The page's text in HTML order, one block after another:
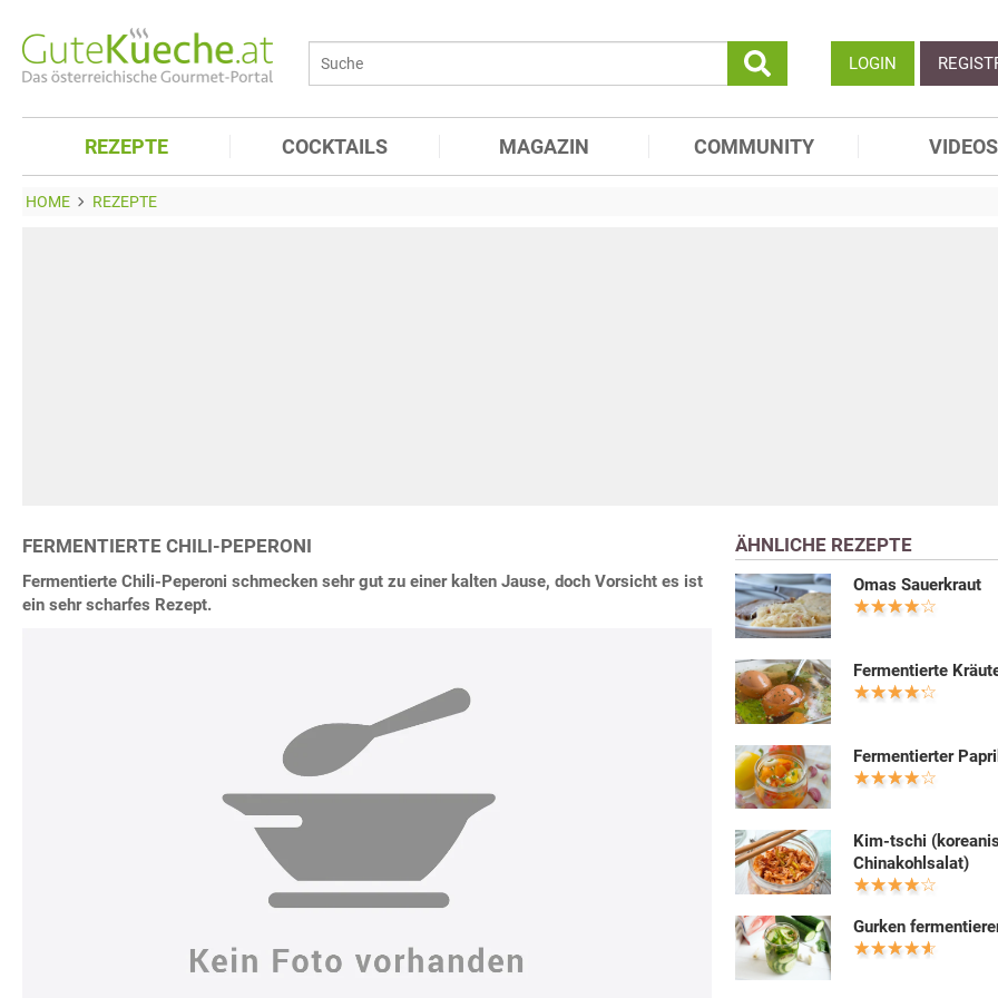
LOGIN
REZEPTE COCKTAILS MAGAZIN COMMUNITY VIDEOS
HOME REZEPTE
FERMENTIERTE CHILI-PEPERONI
Fermentierte Chili-Peperoni schmecken sehr gut zu einer kalten Jause, doch Vorsicht es ist
ein sehr scharfes Rezept.
ÄHNLICHE REZEPTE
Omas Sauerkraut
Fermentierte
Fermentierter
Kim-tschi
Chinakohlsalat)
Gurken